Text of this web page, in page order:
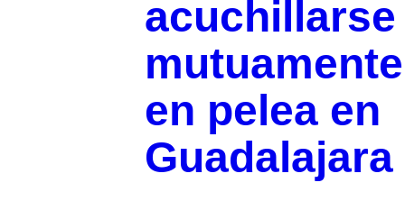
acuchillarse
mutuamente
en pelea en
Guadalajara